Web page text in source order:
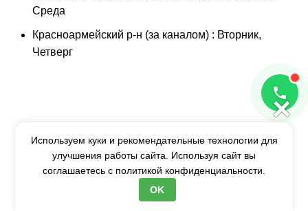
Среда
Красноармейский р-н (за каналом) : Вторник,
Четверг
×
Используем куки и рекомендательные технологии для
улучшения работы сайта. Используя сайт вы
соглашаетесь с политикой конфиденциальности.
OK